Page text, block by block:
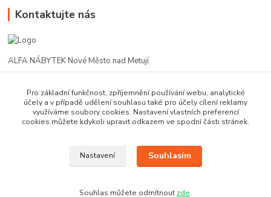
Kontaktujte nás
ALFA NÁBYTEK Nové Město nad Metují
602 412 331
alfanm@seznam.cz
Pro základní funkčnost, zpříjemnění používání webu, analytické
účely a v případě udělení souhlasu také pro účely cílení reklamy
využíváme soubory cookies. Nastavení vlastních preferencí
cookies můžete kdykoli upravit odkazem ve spodní části stránek.
Nastavení Souhlasím
Souhlas můžete odmítnout zde.